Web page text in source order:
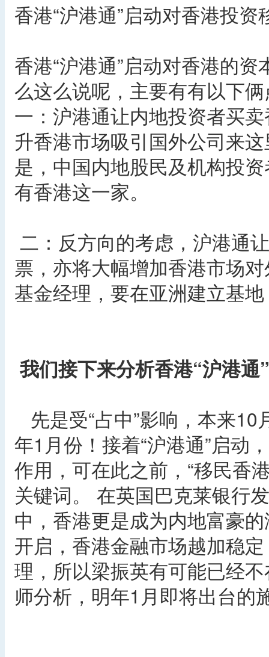
香港“沪港通”启动对香港投
香港“沪港通”启动对香港的
么这么说呢，主要有有以下
一：沪港通让内地投资者买
升香港市场吸引国外公司来
是，中国内地股民及机构投
有香港这一家。
二：反方向的考虑，沪港通
票，亦将大幅增加香港市场
基金经理，要在亚洲建立基
我们接下来分析香港“沪港
先是受“占中”影响，本来
年1月份！接着“沪港通”启动
作用，可在此之前，“移民香
关键词。 在英国巴克莱银行
中，香港更是成为内地富豪
开启，香港金融市场越加稳
理，所以梁振英有可能已经
师分析，明年1月即将出台的